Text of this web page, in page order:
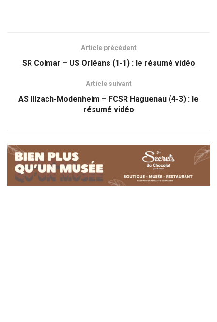
Article précédent
SR Colmar – US Orléans (1-1) : le résumé vidéo
Article suivant
AS Illzach-Modenheim – FCSR Haguenau (4-3) : le
résumé vidéo